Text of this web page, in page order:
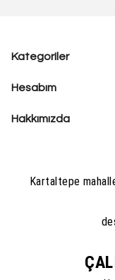
Kategoriler
Hesabım
Hakkımızda
Kartaltepe